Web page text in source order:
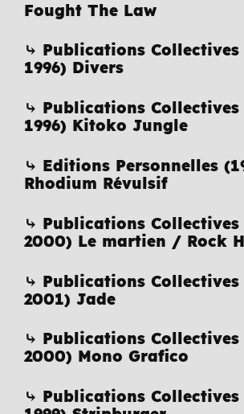
Fought The Law
⤷ Publications Collectives
1996) Divers
⤷ Publications Collectives
1996) Kitoko Jungle
⤷ Editions Personnelles
Rhodium Révulsif
⤷ Publications Collectives
2000) Le martien / Rock
⤷ Publications Collectives
2001) Jade
⤷ Publications Collectives
2000) Mono Grafico
⤷ Publications Collectives